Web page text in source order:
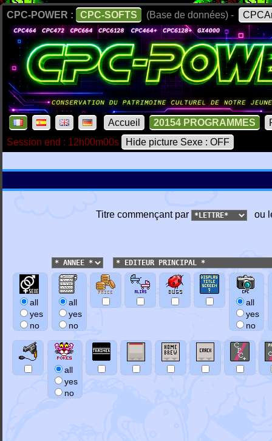
CPC-POWER : CPC-SOFTS (Base de données) -
Accueil 20154 PROGRAMMES
Session end : 12h00m00s
Hide picture Sexe : OFF
Titre commençant par ou
all
yes
no
all
yes
no
all
yes
no
all
yes
no